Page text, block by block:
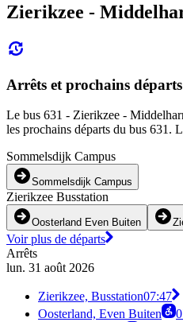
Zierikzee -
Arrêts et prochains
Le bus 631 - Zierikzee -
les prochains départs du bus 631.
Sommelsdijk Campus
Sommelsdijk Campus
Zierikzee Busstation
Oosterland Even Buiten
Voir plus de départs
Arrêts
lun. 31 août 2026
Zierikzee, Busstation07:47
Oosterland, Even Buiten